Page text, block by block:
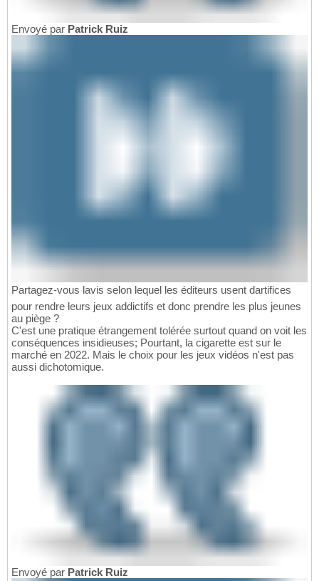
Envoyé par Patrick Ruiz
Partagez-vous lavis selon lequel les éditeurs usent dartifices
pour rendre leurs jeux addictifs et donc prendre les plus jeunes
au piège ?
C'est une pratique étrangement tolérée surtout quand on voit les
conséquences insidieuses; Pourtant, la cigarette est sur le
marché en 2022. Mais le choix pour les jeux vidéos n'est pas
aussi dichotomique.
Envoyé par Patrick Ruiz